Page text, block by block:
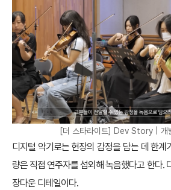
[더 스타라이트] Dev Story | 개
디지털 악기로는 현장의 감정을 담는 데 한계
량은 직접 연주자를 섭외해 녹음했다고 한다.
장다운 디테일이다.